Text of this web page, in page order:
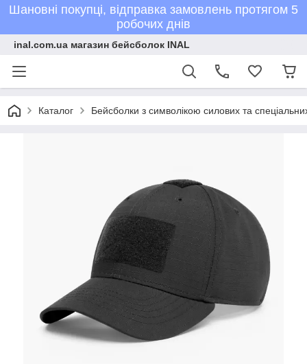
Шановні покупці, відправка замовлень протягом 5
робочих днів
inal.com.ua магазин бейсболок INAL
Каталог Бейсболки з символікою силових та